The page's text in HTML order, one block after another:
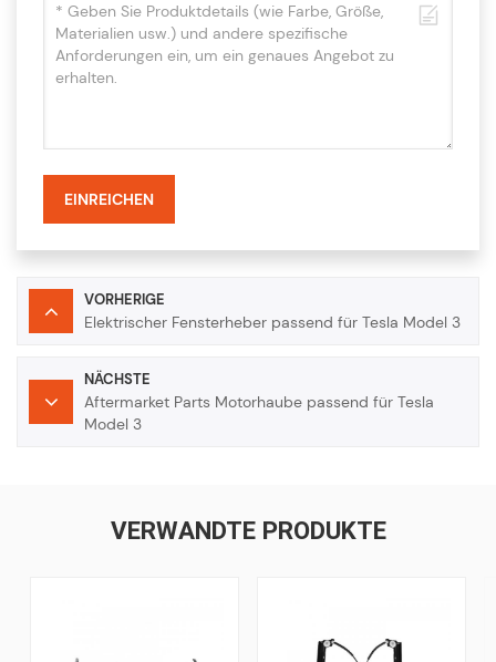
EINREICHEN
VORHERIGE
Elektrischer Fensterheber passend für Tesla Model 3
NÄCHSTE
Aftermarket Parts Motorhaube passend für Tesla
Model 3
VERWANDTE PRODUKTE